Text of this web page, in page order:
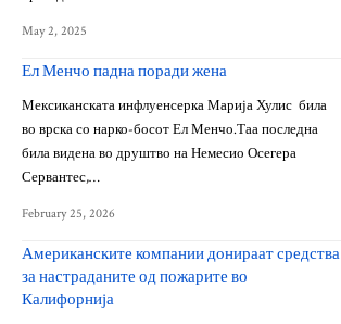
May 2, 2025
Ел Менчо падна поради жена
Мексиканската инфлуенсерка Марија Хулис била
во врска со нарко-босот Ел Менчо.Таа последна
била видена во друштво на Немесио Осегера
Сервантес,…
February 25, 2026
Американските компании донираат средства
за настраданите од пожарите во
Калифорнија